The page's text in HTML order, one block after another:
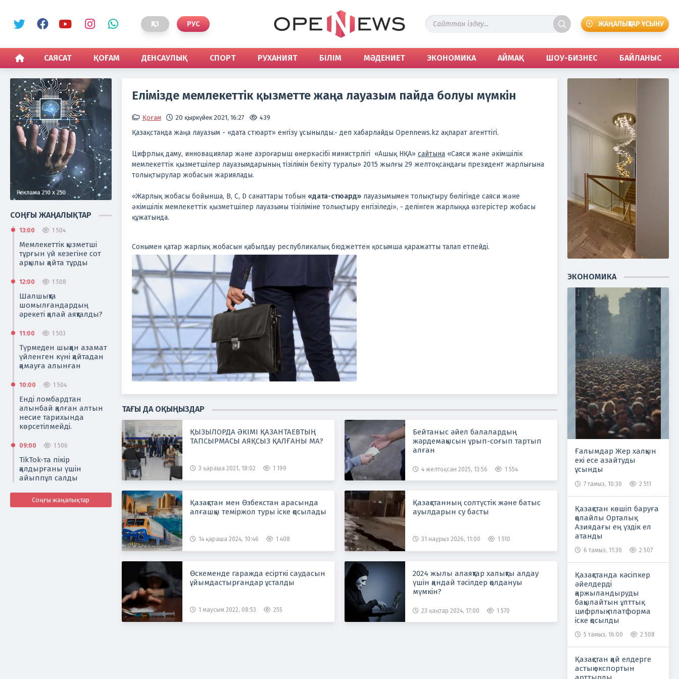
ҚАЗ РУС ЖАҢАЛЫҚТАР ҰСЫНУ
САЯСАТ ҚОҒАМ ДЕНСАУЛЫҚ СПОРТ РУХАНИЯТ БІЛІМ МӘДЕНИЕТ ЭКОНОМИКА АЙМАҚ ШОУ-БИЗНЕС БАЙЛАНЫС
СОҢҒЫ ЖАҢАЛЫҚТАР
13:00 1 504
Мемлекеттік қызметші
тұрғын үй кезегіне сот
арқылы қайта тұрды
12:00 1 508
Шалшықта
шомылғандардың
әрекеті қалай аяқталды?
11:00 1 503
Түрмеден шыққан азамат
үйленген күні қайтадан
қамауға алынған
10:00 1 504
Енді ломбардтан
алынбай қалған алтын
несие тарихында
көрсетілмейді.
09:00 1 506
TikTok-та пікір
қалдырғаны үшін
айыппұл салды
Соңғы жаңалықтар
Елімізде мемлекеттік қызметте жаңа лауазым пайда болуы мүмкін
Қоғам 20 қыркүйек 2021, 16:27 439
Қазақстанда жаңа лауазым - «дата стюарт» енгізу ұсынылды.- деп хабарлайды Opennews.kz ақпарат агенттігі.
Цифрлық даму, инновациялар және аэроғарыш өнеркәсібі министрлігі «Ашық НҚА» сайтына«Саяси және әкімшілік
мемлекеттік қызметшілер лауазымдарының тізілімін бекіту туралы» 2015 жылғы 29 желтоқсандағы президент жарлығына
толықтырулар жобасын жариялады.
«Жарлық жобасы бойынша, В, С, D санаттары тобын «дата-стюард»лауазымымен толықтыру бөлігінде саяси және
әкімшілік мемлекеттік қызметшілер лауазымы тізіліміне толықтыру енгізіледі», - делінген жарлыққа өзгерістер жобасы
құжатында.
Сонымен қатар жарлық жобасын қабылдау республикалық бюджеттен қосымша қаражатты талап етпейді.
ТАҒЫ ДА ОҚЫҢЫЗДАР
ҚЫЗЫЛОРДА ӘКІМІ ҚАЗАНТАЕВТЫҢ
ТАПСЫРМАСЫ АЯҚСЫЗ ҚАЛҒАНЫ МА?
3 қараша 2021, 18:02 1 199
Бейтаныс әйел балалардың
жәрдемақысын ұрып-соғып тартып
алған
4 желтоқсан 2025, 13:56 1 554
Қазақстан мен Өзбекстан арасында
алғашқы теміржол туры іске қосылады
14 қараша 2024, 10:46 1 408
Қазақстанның солтүстік және батыс
ауылдарын су басты
31 наурыз 2026, 11:00 1 510
Өскеменде гаражда есірткі саудасын
ұйымдастырғандар ұсталды
1 маусым 2022, 08:53 255
2024 жылы алаяқтар халықты алдау
үшін қандай тәсілдер қолдануы
мүмкін?
23 қаңтар 2024, 17:00 1 570
ЭКОНОМИКА
Ғалымдар Жер халқын
екі есе азайтуды
ұсынды
7 тамыз, 10:30 2 511
Қазақстан көшіп баруға
қолайлы Орталық
Азиядағы ең үздік ел
атанды
6 тамыз, 11:30 2 507
Қазақстанда кәсіпкер
әйелдерді
қаржыландыруды
бақылайтын ұлттық
цифрлық платформа
іске қосылды
5 тамыз, 16:00 2 508
Қазақстан қай елдерге
астық экспортын